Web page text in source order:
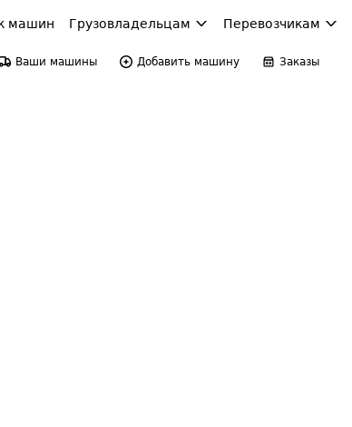
машин Грузовладельцам Перевозчикам
Ваши машины Добавить машину Заказы